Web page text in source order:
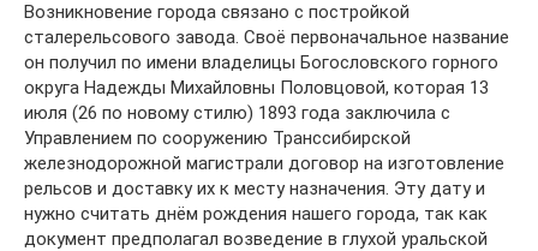
Возникновение города связано с постройкой
сталерельсового завода. Своё первоначальное название
он получил по имени владелицы Богословского горного
округа Надежды Михайловны Половцовой, которая 13
июля (26 по новому стилю) 1893 года заключила с
Управлением по сооружению Транссибирской
железнодорожной магистрали договор на изготовление
рельсов и доставку их к месту назначения. Эту дату и
нужно считать днём рождения нашего города, так как
документ предполагал возведение в глухой уральской